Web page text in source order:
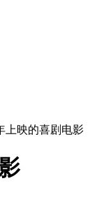
上映的喜剧电影